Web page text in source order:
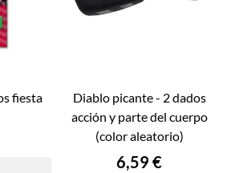
diablo picante - 2 dados
acción y parte del cuerpo
(color aleatorio)
Precio
6,59 €